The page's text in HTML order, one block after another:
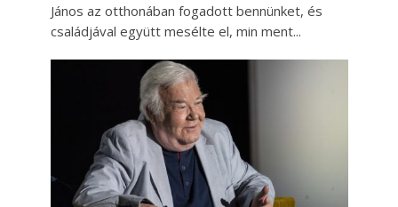
János az otthonában fogadott bennünket, és
családjával együtt mesélte el, min ment...